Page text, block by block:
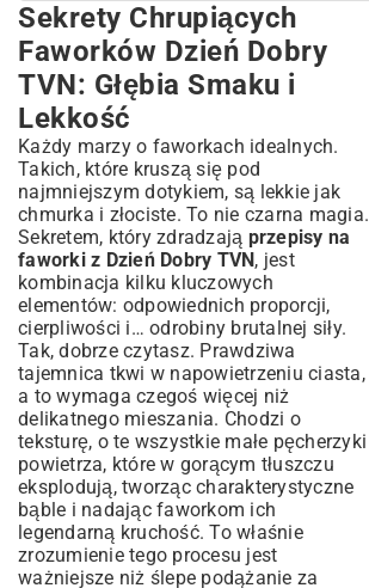
Sekrety Chrupiących Faworków Dzień
Dobry TVN: Głębia Smaku i Lekkość
Składniki Kluczem do Sukcesu: Co Radzi
Dzień Dobry TVN?
Idealne Ciasto na Faworki: Krok po Kroku z
Ekspertami
Sztuka Smażenia Faworków: Od Wyboru
Tłuszczu po Złocisty Kolor
Jaki Tłuszcz Jest Najlepszy do Smażenia
Faworków?
Techniki Smażenia, Które Gwarantują
Chrupkość
Odsączanie i Pudrowanie: Finałowe Akordy
Inne Wersje Faworków: Od Klasyki po
Nowoczesne Odsłony
Faworki Pieczone vs. Smażone:
Porównanie i Przepisy
Inspiracje Dzień Dobry TVN:
Nieszablonowe Dodatki do Faworków
Warianty Dietetyczne: Faworki Bez Glutenu
i Laktozy
Rozwiązujemy Problemy: Najczęstsze
Pytania o Faworki i Odpowiedzi
Dlaczego Faworki Nie Są Chrupiące lub
Sekrety Chrupiących
Faworków Dzień Dobry
TVN: Głębia Smaku i
Lekkość
Każdy marzy o faworkach idealnych.
Takich, które kruszą się pod
najmniejszym dotykiem, są lekkie jak
chmurka i złociste. To nie czarna magia.
Sekretem, który zdradzają przepisy na
faworki z Dzień Dobry TVN, jest
kombinacja kilku kluczowych
elementów: odpowiednich proporcji,
cierpliwości i… odrobiny brutalnej siły.
Tak, dobrze czytasz. Prawdziwa
tajemnica tkwi w napowietrzeniu ciasta,
a to wymaga czegoś więcej niż
delikatnego mieszania. Chodzi o
teksturę, o te wszystkie małe pęcherzyki
powietrza, które w gorącym tłuszczu
eksplodują, tworząc charakterystyczne
bąble i nadając faworkom ich
legendarną kruchość. To właśnie
zrozumienie tego procesu jest
ważniejsze niż ślepe podążanie za